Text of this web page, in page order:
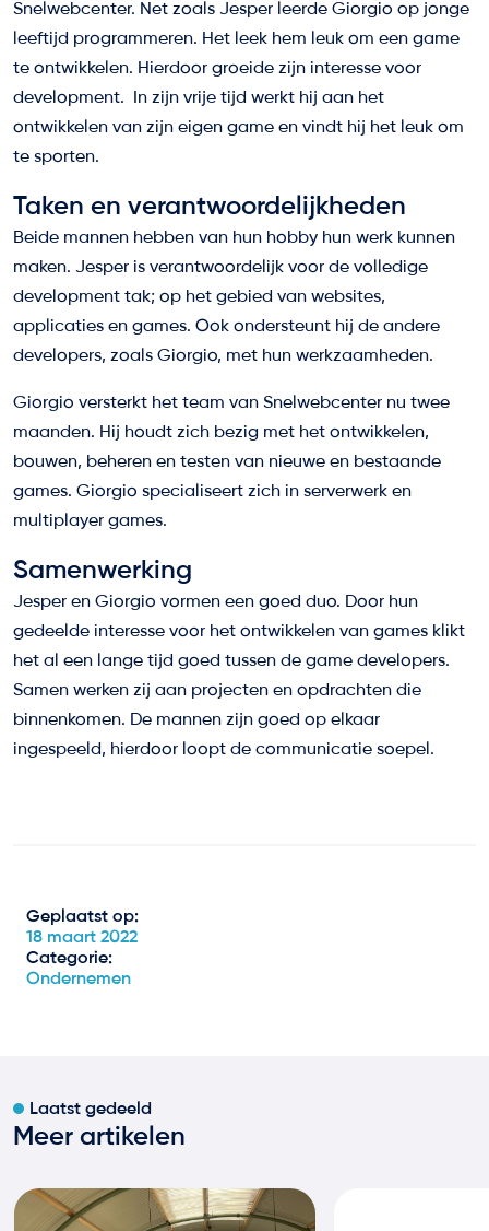
Snelwebcenter. Net zoals Jesper leerde Giorgio op jonge
leeftijd programmeren. Het leek hem leuk om een game
te ontwikkelen. Hierdoor groeide zijn interesse voor
development. In zijn vrije tijd werkt hij aan het
ontwikkelen van zijn eigen game en vindt hij het leuk om
te sporten.
Taken en verantwoordelijkheden
Beide mannen hebben van hun hobby hun werk kunnen
maken. Jesper is verantwoordelijk voor de volledige
development tak; op het gebied van websites,
applicaties en games. Ook ondersteunt hij de andere
developers, zoals Giorgio, met hun werkzaamheden.
Giorgio versterkt het team van Snelwebcenter nu twee
maanden. Hij houdt zich bezig met het ontwikkelen,
bouwen, beheren en testen van nieuwe en bestaande
games. Giorgio specialiseert zich in serverwerk en
multiplayer games.
Samenwerking
Jesper en Giorgio vormen een goed duo. Door hun
gedeelde interesse voor het ontwikkelen van games klikt
het al een lange tijd goed tussen de game developers.
Samen werken zij aan projecten en opdrachten die
binnenkomen. De mannen zijn goed op elkaar
ingespeeld, hierdoor loopt de communicatie soepel.
Geplaatst op:
18 maart 2022
Categorie:
Ondernemen
Laatst gedeeld
Meer artikelen